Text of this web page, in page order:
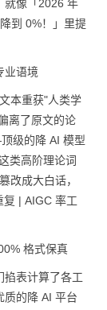
就像「2026 年
到 0%！」里提
业语境
本重获"人类学
离了原文的论
级的降 AI 模型
类高阶理论词
改成大白话，
| AIGC 率工
格式保真
掐表计算了各工
质的降 AI 平台